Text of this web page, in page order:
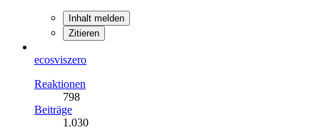
Inhalt melden
Zitieren
ecosviszero
Reaktionen
798
Beiträge
1.030